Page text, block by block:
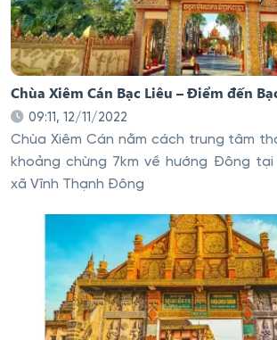
Chùa Xiêm Cán Bạc Liêu – Điểm đến
09:11, 12/11/2022
Chùa Xiêm Cán nằm cách trung tâm
khoảng chừng 7km về hướng Đông tại
xã Vĩnh Thạnh Đông